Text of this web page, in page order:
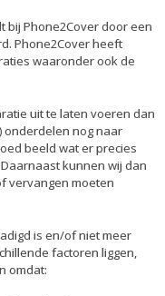
bij Phone2Cover door een
Phone2Cover heeft
waaronder ook de
uit te laten voeren dan
onderdelen nog naar
beeld wat er precies
kunnen wij dan
vervangen moeten
is en/of niet meer
factoren liggen,
omdat: